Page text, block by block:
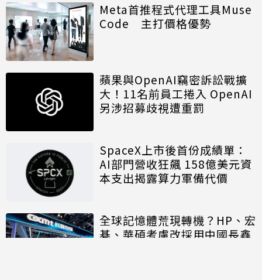
Meta首推程式代理工具Muse
Code 主打價格優勢
蘋果與OpenAI竊密訴訟戰擴
大！11名前員工捲入 OpenAI
另涉招募歧視遭重罰
SpaceX上市後首份成績單：
AI部門營收狂飆 158億美元資
本支出揭露算力軍備代價
全球記憶體荒現轉機？HP、宏
碁、華碩考慮改採用中國長鑫